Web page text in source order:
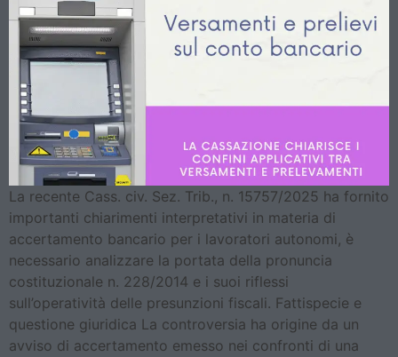
La recente Cass. civ. Sez. Trib., n. 15757/2025 ha fornito
importanti chiarimenti interpretativi in materia di
accertamento bancario per i lavoratori autonomi, è
necessario analizzare la portata della pronuncia
costituzionale n. 228/2014 e i suoi riflessi
sull’operatività delle presunzioni fiscali. Fattispecie e
questione giuridica La controversia ha origine da un
avviso di accertamento emesso nei confronti di una